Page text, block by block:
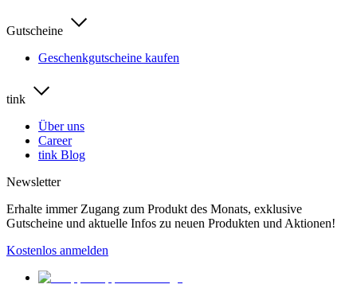
Gutscheine
Geschenkgutscheine kaufen
tink
Über uns
Career
tink Blog
Newsletter
Erhalte immer Zugang zum Produkt des Monats, exklusive
Gutscheine und aktuelle Infos zu neuen Produkten und Aktionen!
Kostenlos anmelden